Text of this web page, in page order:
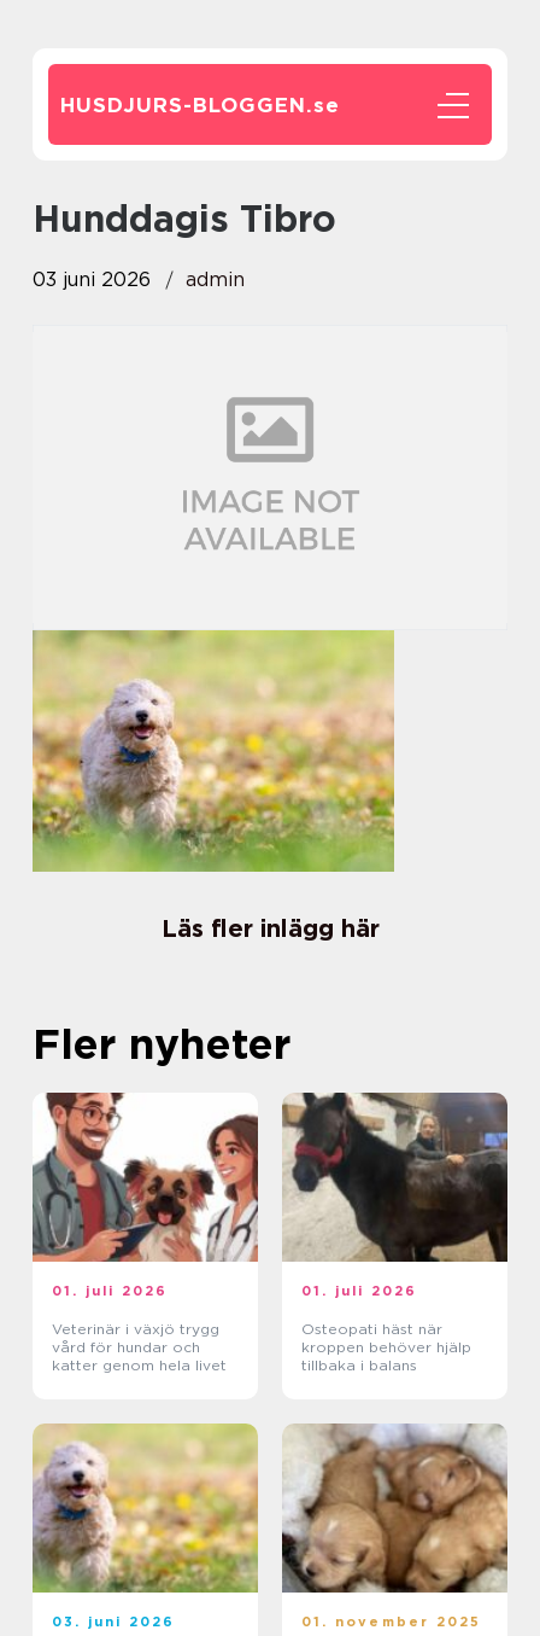
HUSDJURS-BLOGGEN.se
Hunddagis Tibro
03 juni 2026 admin
Läs fler inlägg här
Fler nyheter
01. juli 2026
Veterinär i växjö trygg
vård för hundar och
katter genom hela livet
01. juli 2026
Osteopati häst när
kroppen behöver hjälp
tillbaka i balans
03. juni 2026 01. november 2025